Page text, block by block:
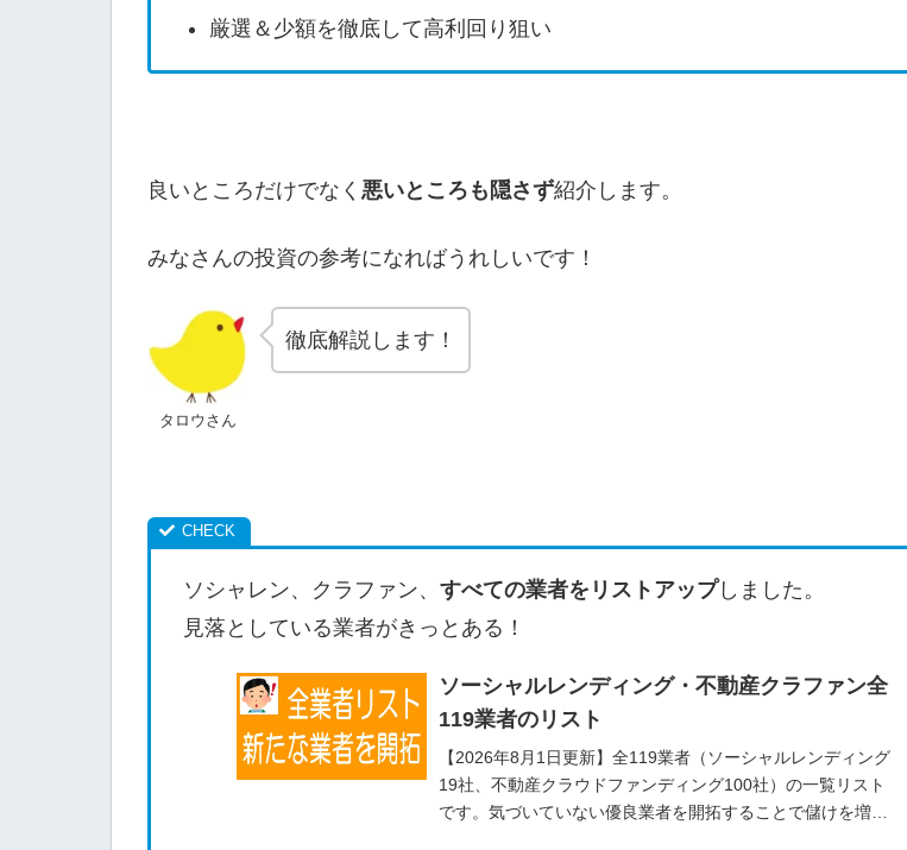
厳選＆少額を徹底して高利回り狙い
良いところだけでなく 悪いところも隠さず紹介します。
みなさんの投資の参考になればうれしいです！
タロウさん
徹底解説します！
ソシャレン、クラファン、 すべての業者をリストアップしました。
見落としている業者がきっとある！
ソーシャルレンディング・不動産クラファン全
119業者のリスト
【2026年8月1日更新】全119業者（ソーシャルレンディング
19社、不動産クラウドファンディング100社）の一覧リスト
です。気づいていない優良業者を開拓することで儲けを増や